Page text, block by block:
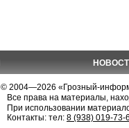
© 2004—2026 «Грозный-
Все права на материалы,
При использовании
Контакты: тел: 8 (938) 019-73-